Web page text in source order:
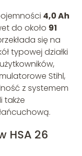
4,0 Ah
do około 91
się na
typowej działki
Stihl,
z systemem
także
HSA 26